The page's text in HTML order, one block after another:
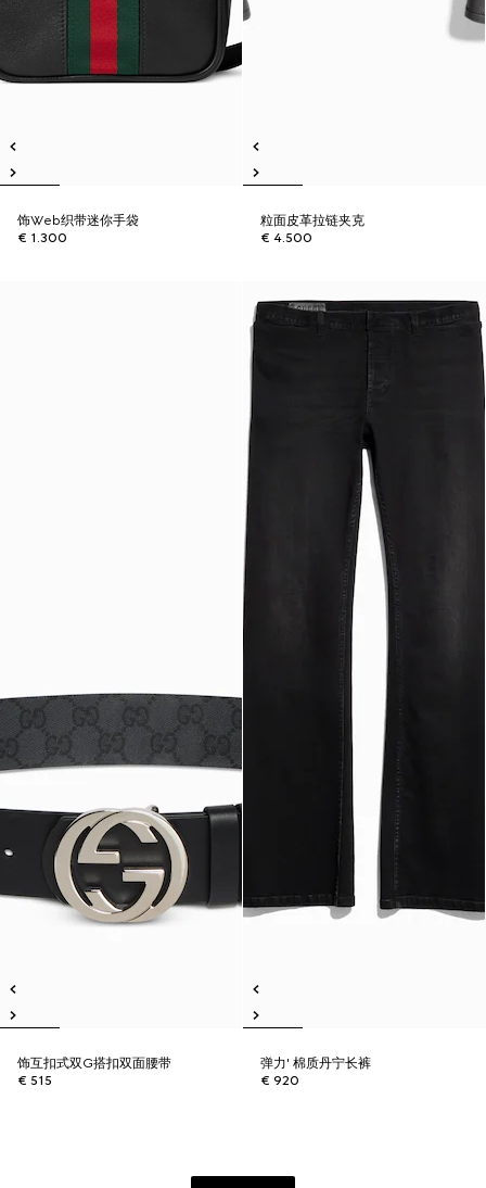
饰Web织带迷你手袋
€ 1.300
粒面皮革拉链夹克
€ 4.500
饰互扣式双G搭扣双面腰带
€ 515
弹力' 棉质丹宁长裤
€ 920